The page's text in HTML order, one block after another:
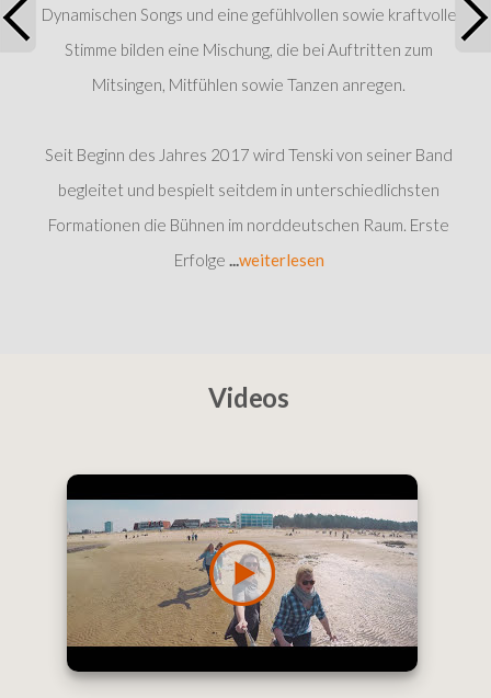
Dynamischen Songs und eine gefühlvollen sowie kraftvolle
Stimme bilden eine Mischung, die bei Auftritten zum
Mitsingen, Mitfühlen sowie Tanzen anregen.
Seit Beginn des Jahres 2017 wird Tenski von seiner Band
begleitet und bespielt seitdem in unterschiedlichsten
Formationen die Bühnen im norddeutschen Raum. Erste
Erfolge
weiterlesen
Videos